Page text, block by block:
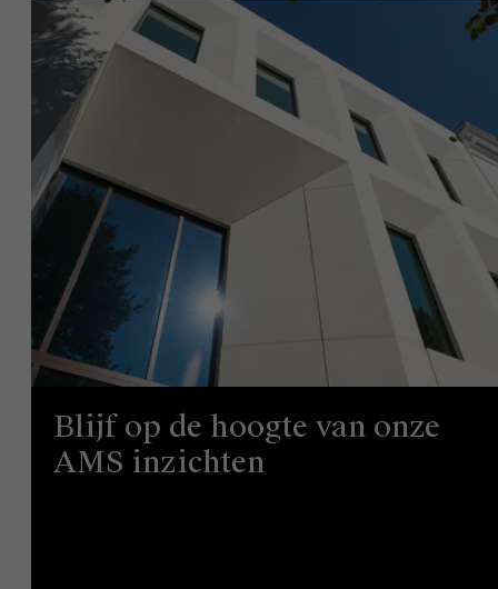
Blijf op de hoogte van onze
AMS inzichten